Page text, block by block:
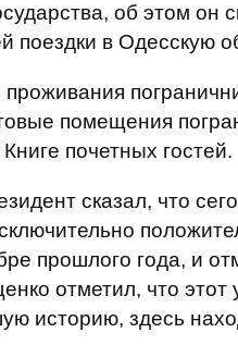
об этом он
поездки в Одесскую
помещения
почетных гостей.
сказал, что
прошлого года, и
отметил, что этот
историю, здесь